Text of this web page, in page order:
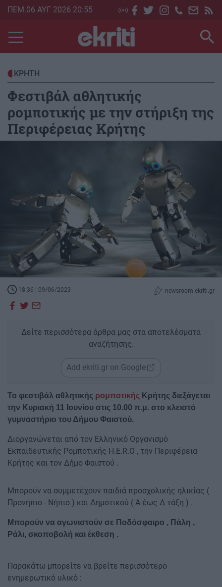
Skip
main
content
ΠΕΜ.06 ΑΥΓ 2026 20:55
ΚΡΗΤΗ
Φεστιβάλ αθλητικής
ρομποτικής με την στήριξη της
Περιφέρειας Κρήτης
18:36 | 09/06/2023 newsroom ekriti.gr
Δείτε περισσότερα άρθρα μας στα αποτελέσματα
αναζήτησης.
Add ekriti.gr on Google
Το φεστιβάλ αθλητικής ρομποτικής Κρήτης διεξάγεται
την Κυριακή 11 Ιουνίου στις 10.00 π.μ. στο κλειστό
γυμναστήριο του Δήμου Φαιστού.
Διοργανώνεται από τον Ελληνικό Οργανισμό
Εκπαιδευτικής Ρομποτικής H.E.R.O , την Περιφέρεια
Κρήτης και τον Δήμο Φαιστού .
Μπορούν να συμμετέχουν παιδιά προσχολικής ηλικίας (
Προνήπιο - Νήπιο ) και Δημοτικού ( Α έως Δ τάξη ) .
Μπορούν να αγωνιστούν σε Ποδόσφαιρο , Πάλη ,
Ράλι, σκοποβολή και έκθεση .
Παρακάτω μπορείτε να βρείτε περισσότερο
ενημερωτικό υλικό :